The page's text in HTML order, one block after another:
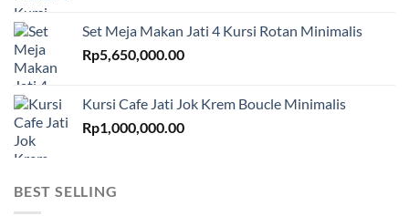
Set Meja Makan Jati 4 Kursi Rotan Minimalis
Rp5,650,000.00
Kursi Cafe Jati Jok Krem Boucle Minimalis
Rp1,000,000.00
BEST SELLING